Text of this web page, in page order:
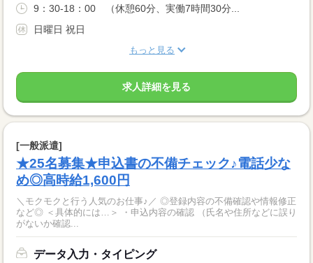
9：30-18：00 （休憩60分、実働7時間30分...
日曜日 祝日
もっと見る
求人詳細を見る
[一般派遣]
★25名募集★申込書の不備チェック♪電話少な
め◎高時給1,600円
＼モクモクと行う人気のお仕事♪／ ◎登録内容の不備確認や情報修正
など◎ ＜具体的には…＞ ・申込内容の確認 （氏名や住所などに誤り
がないか確認...
データ入力・タイピング